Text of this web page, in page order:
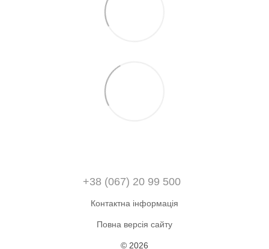
+38 (067) 20 99 500
Контактна інформація
Повна версія сайту
© 2026